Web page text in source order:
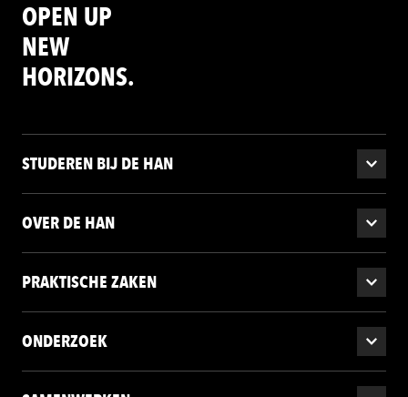
OPEN UP
NEW
HORIZONS.
STUDEREN BIJ DE HAN
OVER DE HAN
PRAKTISCHE ZAKEN
ONDERZOEK